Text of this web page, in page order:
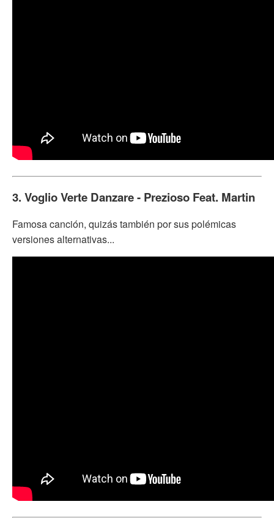
3. Voglio Verte Danzare - Prezioso Feat. Martin
Famosa canción, quizás también por sus polémicas
versiones alternativas...